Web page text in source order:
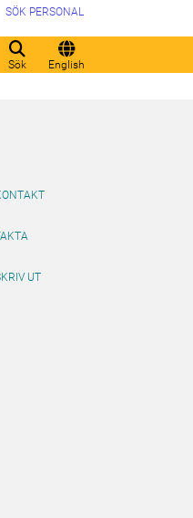
Sök English
SÖK PERSONAL
UT